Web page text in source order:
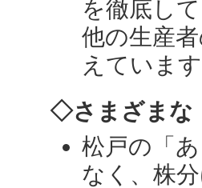
を徹底し
他の生産
えていま
◇さまざまな
松戸の「
なく、株